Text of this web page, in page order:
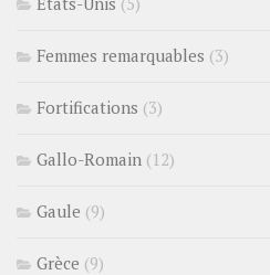
Femmes remarquables (3)
Fortifications (3)
Gallo-Romain (12)
Gaule (9)
Grèce (9)